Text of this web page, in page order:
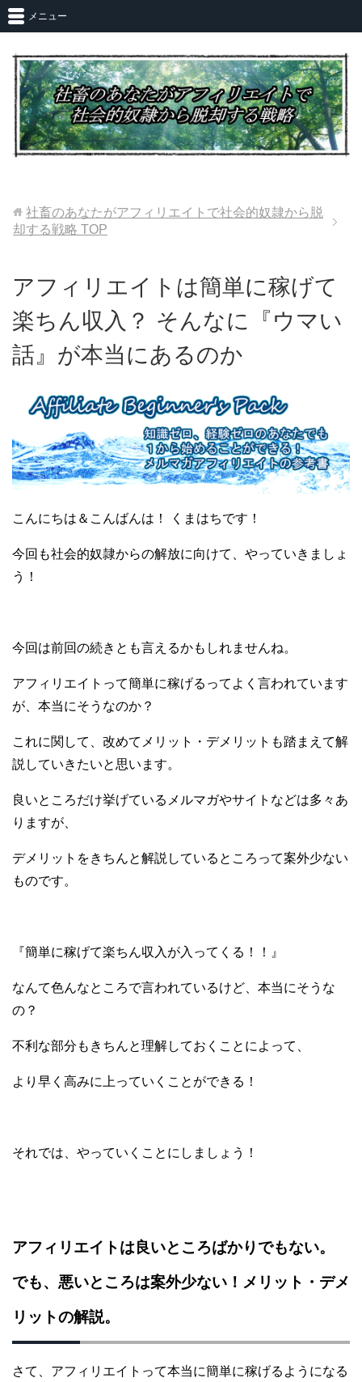
メニュー
社畜のあなたがアフィリエイトで社会的奴隷から脱
却する戦略 TOP
アフィリエイトは簡単に稼げて
楽ちん収入？ そんなに『ウマい
話』が本当にあるのか
こんにちは＆こんばんは！ くまはちです！
今回も社会的奴隷からの解放に向けて、やっていきましょ
う！
今回は前回の続きとも言えるかもしれませんね。
アフィリエイトって簡単に稼げるってよく言われています
が、本当にそうなのか？
これに関して、改めてメリット・デメリットも踏まえて解
説していきたいと思います。
良いところだけ挙げているメルマガやサイトなどは多々あ
りますが、
デメリットをきちんと解説しているところって案外少ない
ものです。
『簡単に稼げて楽ちん収入が入ってくる！！』
なんて色んなところで言われているけど、本当にそうな
の？
不利な部分もきちんと理解しておくことによって、
より早く高みに上っていくことができる！
それでは、やっていくことにしましょう！
アフィリエイトは良いところばかりでもない。
でも、悪いところは案外少ない！メリット・デメ
リットの解説。
さて、アフィリエイトって本当に簡単に稼げるようになる